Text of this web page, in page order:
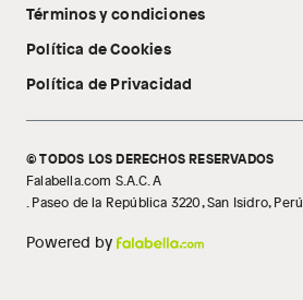
Tecnología Pillow Walk
Libro de reclamaciones
Términos y condiciones
Política de Cookies
Política de Privacidad
© TODOS LOS DERECHOS RESERVADOS
Falabella.com S.A.C. A
. Paseo de la República 3220, San Isidro, Perú
Powered by